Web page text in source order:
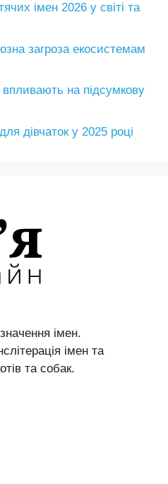
імен 2026 у світі та
загроза екосистемам
на підсумкову
дівчаток у 2025 році
імен.
імен та
та собак.